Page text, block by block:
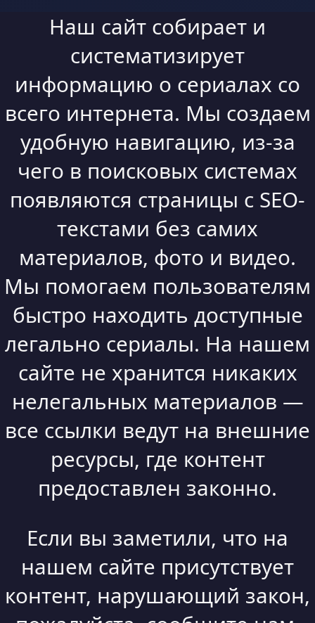
Наш сайт собирает и
систематизирует
информацию о сериалах со
всего интернета. Мы создаем
удобную навигацию, из-за
чего в поисковых системах
появляются страницы с SEO-
текстами без самих
материалов, фото и видео.
Мы помогаем пользователям
быстро находить доступные
легально сериалы. На нашем
сайте не хранится никаких
нелегальных материалов —
все ссылки ведут на внешние
ресурсы, где контент
предоставлен законно.
Если вы заметили, что на
нашем сайте присутствует
контент, нарушающий закон,